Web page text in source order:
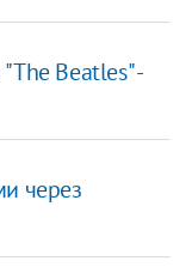
Beatles" -
через